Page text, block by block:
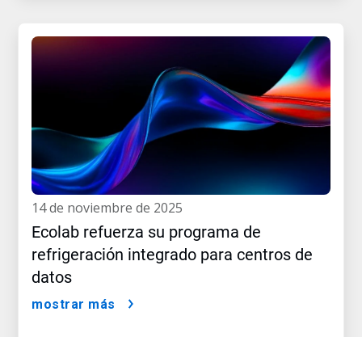
14 de noviembre de 2025
Ecolab refuerza su programa de
refrigeración integrado para centros de
datos
mostrar más